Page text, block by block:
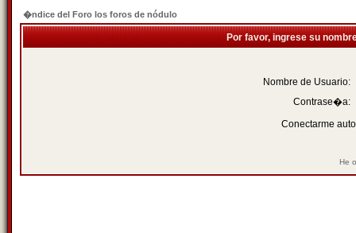
�ndice del Foro los foros de nódulo
Por favor, ingrese su
Nombre de Usuario:
Contrase�a:
Conectarme
He